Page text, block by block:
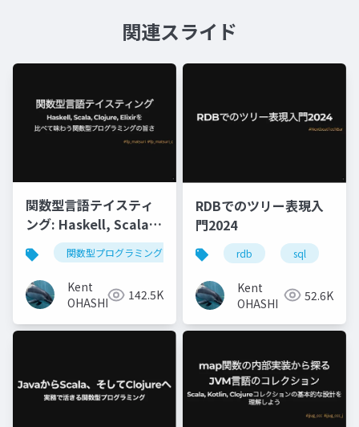
関連スライド
関数型言語テイスティ
ング: Haskell, Scala,
Clojure, Elixirを比べ
て味わう関数型プログ
ラミングの旨さ
関数型プログラミング haskell scala
Kent
OHASHI
142.5K
RDBでのツリー表現入
門2024
rdb sql
Kent
OHASHI
52.6K